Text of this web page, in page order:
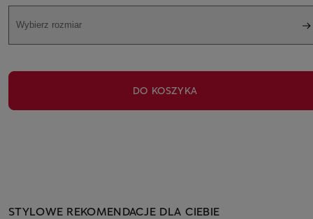
Wybierz rozmiar
DO KOSZYKA
STYLOWE REKOMENDACJE DLA CIEBIE